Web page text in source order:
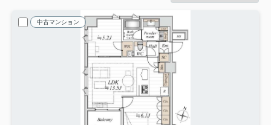
中古マンション